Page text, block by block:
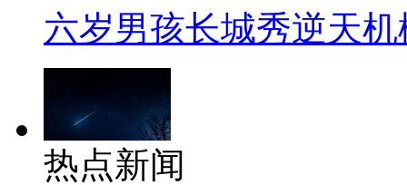
六岁男孩长城秀逆天机
热点新闻